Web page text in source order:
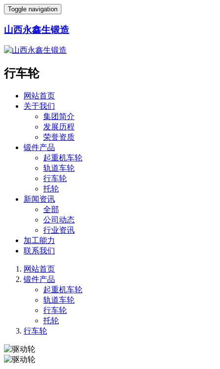
Toggle navigation
山西永鑫生锻造
行车轮
网站首页
关于我们
集团简介
发展历程
荣誉资质
锻件产品
起重机车轮
轨道车轮
行车轮
托轮
新闻资讯
全部
公司动态
行业资讯
加工能力
联系我们
网站首页
锻件产品
起重机车轮
轨道车轮
行车轮
托轮
行车轮